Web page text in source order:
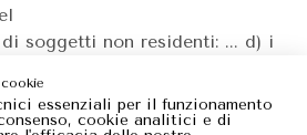
soggetti non residenti: ... d) i
società o enti non
essenziali per il funzionamento
cookie analitici e di